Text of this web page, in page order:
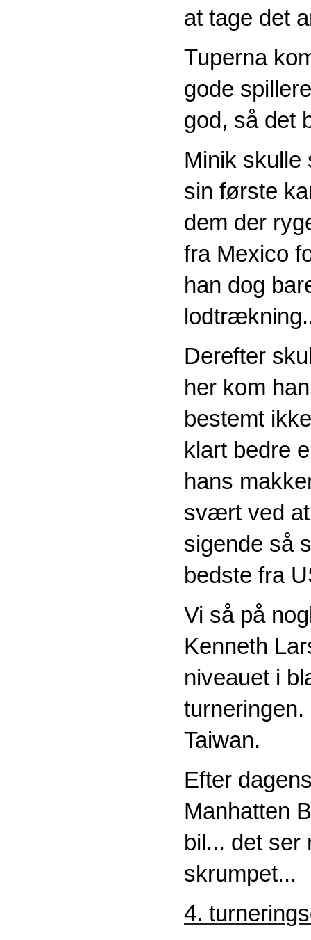
at tage det
Tuperna
gode
god, så det
Minik skulle
sin første
dem der
fra Mexico
han dog
Derefter
her kom
bestemt
klart bedre
hans
svært ved
sigende så
bedste fra
Vi så på
Kenneth
niveauet i
Taiwan.
Efter
Manhatten
bil... det
skrumpet...
4.